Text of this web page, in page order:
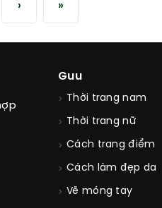
› »
Guu
Thời trang nam
Thời trang nữ
Cách trang điểm
Cách làm đẹp da
Vẽ móng tay